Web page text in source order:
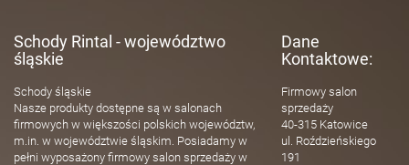
Schody Rintal - województwo
śląskie
Schody śląskie
Nasze produkty dostępne są w salonach
firmowych w większości polskich województw,
m.in. w województwie śląskim. Posiadamy w
pełni wyposażony firmowy salon sprzedaży w
Dane
Kontaktowe:
Firmowy salon
sprzedaży
40-315 Katowice
ul. Roździeńskiego
191